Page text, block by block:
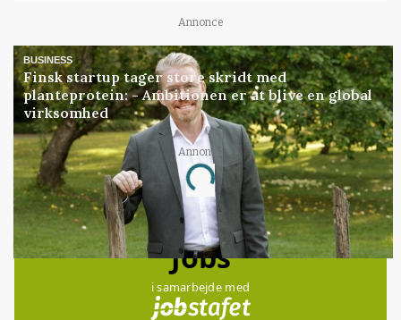
Annonce
BUSINESS
Finsk startup tager store skridt med
planteprotein: - Ambitionen er at blive en global
virksomhed
Annonce
Loading...
Jobs
i samarbejde med